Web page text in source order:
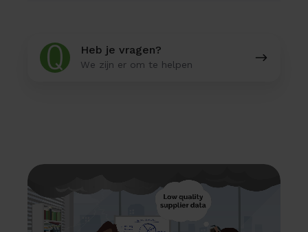
Heb je vragen?
We zijn er om te helpen
Heb
vragen?